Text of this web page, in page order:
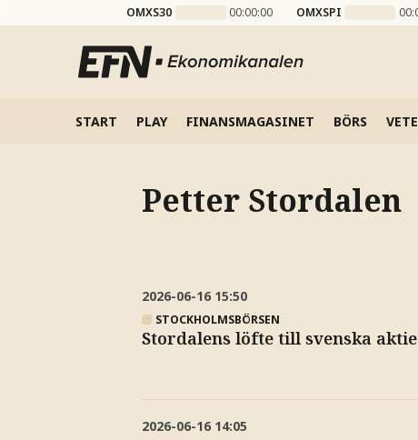
OMXS30 00:00:00 OMXSPI
START PLAY FINANSMAGASINET BÖRS
Petter Stordalen
2026-06-16 15:50
STOCKHOLMSBÖRSEN
Stordalens löfte till svenska
2026-06-16 14:05